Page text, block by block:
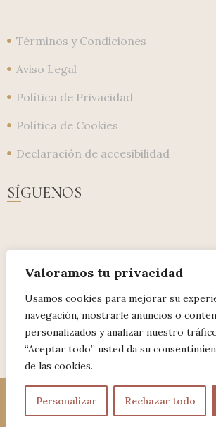
Valoramos tu privacidad
Usamos cookies para mejorar su
navegación, mostrarle anuncios o
personalizados y analizar nuestro
“Aceptar todo” usted da su
de las cookies.
Personalizar Rechazar todo
Términos y Condiciones
Aviso Legal
Política de Privacidad
Política de Cookies
Declaración de accesibilidad
SÍGUENOS
©Casa Rural Cieza de